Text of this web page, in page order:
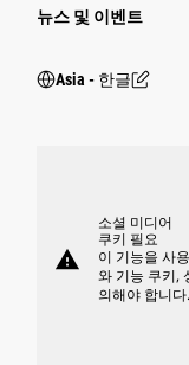
뉴스 및 이벤트
Asia - 한글
warning
소셜 미디어
쿠키 필요
이 기능을 사
와 기능 쿠키,
의해야 합니다.